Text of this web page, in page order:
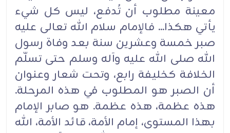
معينة مطلوب أن تُدفع، ليس كل شيء
يأتي هكذا... فالإمام سلام الله تعالى عليه
صبر خمسة وعشرين سنة بعد وفاة رسول
الله صلى الله عليه وآله وسلم حتى تسلّم
الخلافة كخليفة رابع، وتحت شعار وعنوان
أن الصبر هو المطلوب في هذه المرحلة.
هذه عظمة، هذه عظمة. هو صابر الإمام
بهذا المستوى، إمام الأمة، قائد الأمة، الله